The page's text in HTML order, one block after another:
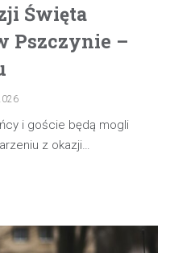
Święta
Pszczynie –
i goście będą mogli
z okazji…